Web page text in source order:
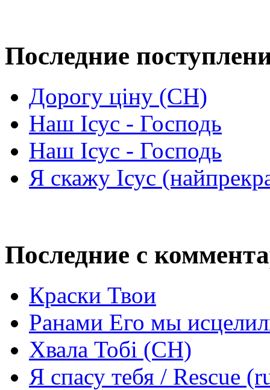
Последние
Дорогу ціну (СН)
Наш Ісус - Господь
Наш Ісус - Господь
Я скажу Ісус
Последние с
Краски Твои
Ранами Его мы
Хвала Тобі (СН)
Я спасу тебя / Rescue